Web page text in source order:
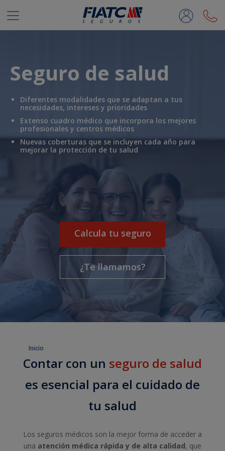
Saltar al contenido principal
Seguro de salud
Diferentes modalidades que se adaptan a tus
necesidades, intereses y prioridades
Extenso cuadro médico que incorpora los mejores
profesionales y centros médicos
Nuevas coberturas que se incluyen cada año para
mejorar la protección de tu salud
Calcula tu seguro
¿Te llamamos?
Inicio
Contar con un seguro de salud
es esencial para el cuidado de
tu salud
Los seguros médicos son la mejor forma de acceder a
una atención médica rápida y de alta calidad, que